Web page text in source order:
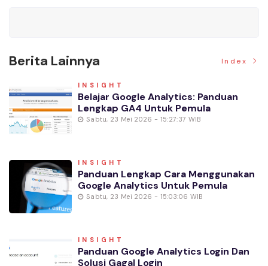
Berita Lainnya Index
INSIGHT
Belajar Google Analytics: Panduan
Lengkap GA4 Untuk Pemula
Sabtu, 23 Mei 2026 - 15:27:37 WIB
INSIGHT
Panduan Lengkap Cara Menggunakan
Google Analytics Untuk Pemula
Sabtu, 23 Mei 2026 - 15:03:06 WIB
INSIGHT
Panduan Google Analytics Login Dan
Solusi Gagal Login